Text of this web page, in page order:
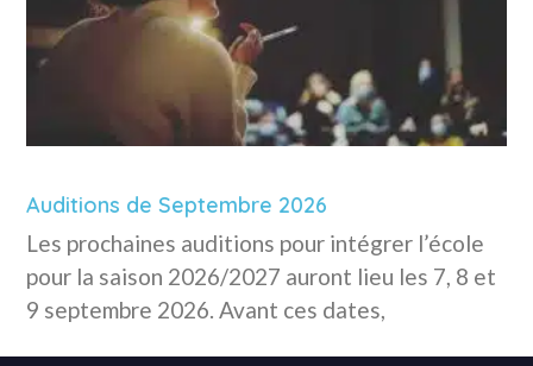
Auditions de Septembre 2026
Les prochaines auditions pour intégrer l’école
pour la saison 2026/2027 auront lieu les 7, 8 et
9 septembre 2026. Avant ces dates,